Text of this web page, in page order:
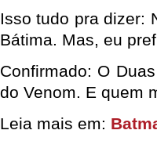
Isso tudo pra dizer:
Bátima. Mas, eu
Confirmado: O
do Venom. E quem
Leia mais em: